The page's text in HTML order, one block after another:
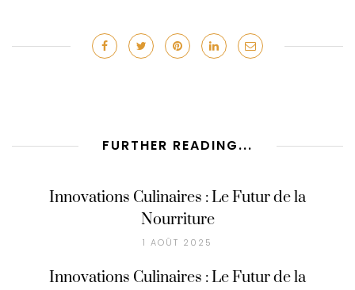
FURTHER READING...
Innovations Culinaires : Le Futur de la
Nourriture
1 AOÛT 2025
Innovations Culinaires : Le Futur de la